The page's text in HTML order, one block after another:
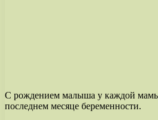
С рождением малыша у каждой мамы
последнем месяце беременности.